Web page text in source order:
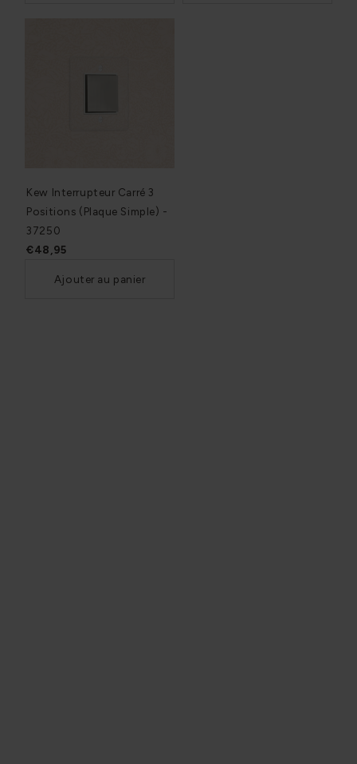
Kew Interrupteur Carré 3
Positions (Plaque Simple) -
37250
€48,95
Ajouter au panier